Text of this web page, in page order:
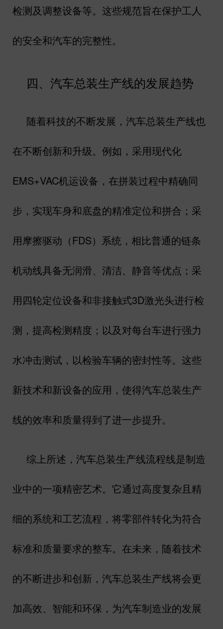
检测及调整设备等。这些规范旨在保护工人
的安全和汽车的完整性。
四、汽车总装生产线的发展趋势
随着科技的不断发展，汽车总装生产线也
在不断创新和升级。例如，采用现代化
EMS+VAC机运设备，在拼装过程中精确同
步，实现车身和底盘的精准定位和拼合；采
用摩擦驱动（FDS）系统，相比普通的链条
机动线具备无润滑、清洁、静音等优点；采
用四轮定位设备和非接触式3D激光头进行检
测，提高检测精度；以及对每台车进行强力
水冲击测试，以检验车辆的密封性等。这些
新技术和新设备的应用，使得汽车总装生产
线的效率和质量得到了进一步提升。
综上所述，汽车总装生产线流程线是制造
业中的一项精密艺术。它通过高度复杂且精
细的系统和工艺流程，将零部件转化为符合
标准和质量要求的整车。在未来，随着技术
的不断进步和创新，汽车总装生产线将会更
加高效、智能和环保，为汽车制造业的发展